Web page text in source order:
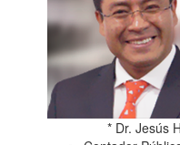
* Dr. Jesús